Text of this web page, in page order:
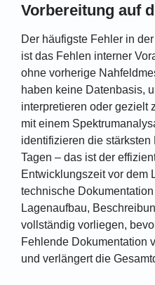
Vorbereitung auf
Der häufigste Fehler in
ist das Fehlen interner
ohne vorherige
haben keine Datenbasis,
interpretieren oder gezielt
mit einem
identifizieren die
Tagen – das ist der
Entwicklungszeit vor dem
technische
Lagenaufbau,
vollständig vorliegen,
Fehlende Dokumentation
und verlängert die